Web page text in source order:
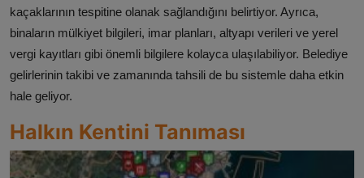
kaçaklarının tespitine olanak sağlandığını belirtiyor. Ayrıca,
binaların mülkiyet bilgileri, imar planları, altyapı verileri ve yerel
vergi kayıtları gibi önemli bilgilere kolayca ulaşılabiliyor. Belediye
gelirlerinin takibi ve zamanında tahsili de bu sistemle daha etkin
hale geliyor.
Halkın Kentini Tanıması